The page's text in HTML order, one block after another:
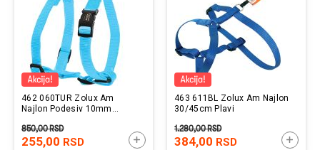
462 060TUR Zolux Am
Najlon Podesiv 10mm
255,00 RSD
850,00RSD
DODAJTE U KORPU
463 611BL Zolux Am Najlon
30/45cm Plavi
384,00 RSD
1.280,00RSD